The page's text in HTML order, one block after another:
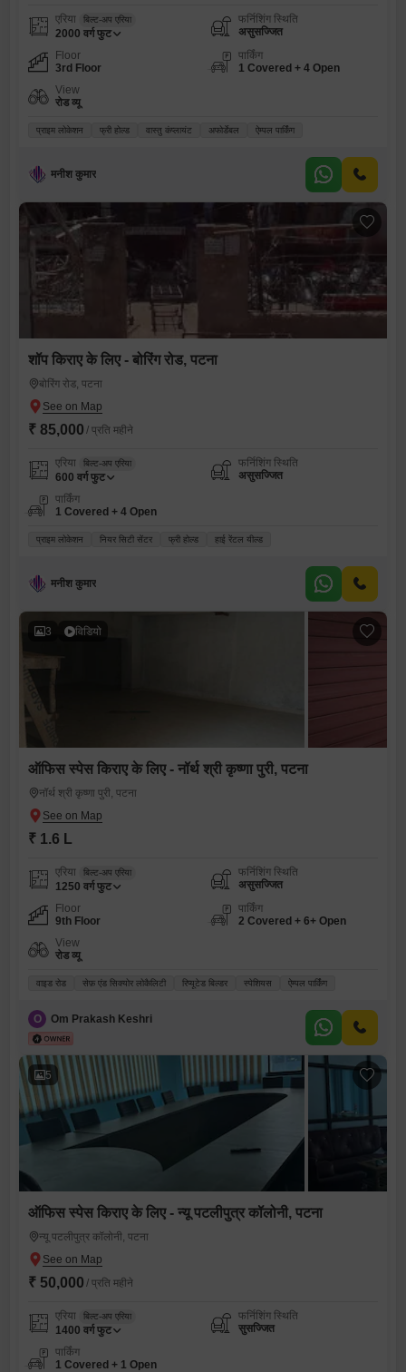
एरिया बिल्ट-अप एरिया
2000 वर्ग फुट
फर्निशिंग स्थिति
असुसज्जित
Floor
3rd Floor
पार्किंग
1 Covered + 4 Open
View
रोड व्यू
प्राइम लोकेशन फ्री होल्ड वास्तु कंप्लायंट अफोर्डेबल ऐम्पल पार्किंग
मनीश कुमार
शॉप किराए के लिए - बोरिंग रोड, पटना
बोरिंग रोड, पटना
₹ 85,000 / प्रति महीने
एरिया बिल्ट-अप एरिया
600 वर्ग फुट
फर्निशिंग स्थिति
असुसज्जित
पार्किंग
1 Covered + 4 Open
प्राइम लोकेशन नियर सिटी सेंटर फ्री होल्ड हाई रेंटल यील्ड
मनीश कुमार
3 विडियो
ऑफिस स्पेस किराए के लिए - नॉर्थ श्री कृष्णा पुरी, पटना
नॉर्थ श्री कृष्णा पुरी, पटना
₹ 1.6 L
एरिया बिल्ट-अप एरिया
1250 वर्ग फुट
फर्निशिंग स्थिति
असुसज्जित
Floor
9th Floor
पार्किंग
2 Covered + 6+ Open
View
रोड व्यू
वाइड रोड सेफ़ एंड सिक्योर लोकैलिटी रिप्यूटेड बिल्डर स्पेशियस ऐम्पल पार्किंग
O Om Prakash Keshri
5
ऑफिस स्पेस किराए के लिए - न्यू पटलीपुत्र कॉलोनी, पटना
न्यू पटलीपुत्र कॉलोनी, पटना
₹ 50,000 / प्रति महीने
एरिया बिल्ट-अप एरिया
1400 वर्ग फुट
फर्निशिंग स्थिति
सुसज्जित
पार्किंग
1 Covered + 1 Open